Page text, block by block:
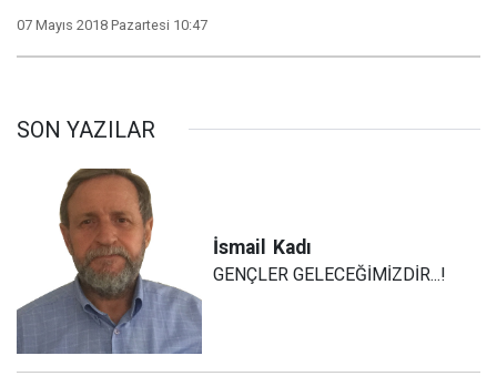
07 Mayıs 2018 Pazartesi 10:47
SON YAZILAR
İsmail Kadı
GENÇLER GELECEĞİMİZDİR...!